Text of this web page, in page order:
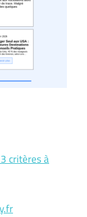
critères à